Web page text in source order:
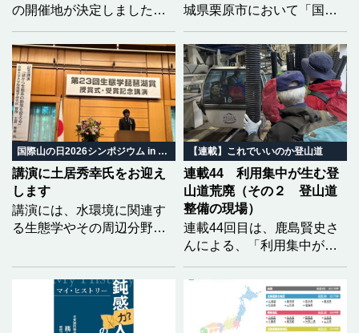
の開催地が決定しました！
回大会開催地を「福島県
北塩原村 磐梯町 猪苗代
町」とし、開催地決定を通
知いたしました。
城県栗原市において「国際
みやぎ」を開催いたしま
す。 今年のテーマは「生物
多様性」。 気候変動という
大きな揺らぎの中で、山と
いのちがどう繋がり、私た
ちの暮らしがどう変わって
いくのか。 地域の自然と暮
らしから、山の未来を共に
考えます。
国際山の日2026シンポジウム in みやぎ
講演に土居秀幸氏をお迎え
します
講演には、水環境に関連す
る生態学やその周辺分野で
された土居秀幸氏（京都大
学大学院情報学研究科教
授）をお迎えし、「どうし
【連載】これでいいのか登山道
連載44 利用集中が生む登
山道荒廃（その２ 登山道
整備の現場）
連載44回目は、鹿島賢史さ
んによる、「利用集中が生
なります。福島県の安達太
良山を事例に、前回は登山
道荒廃の実態をレポートい